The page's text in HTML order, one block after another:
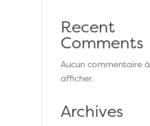
Recent
Comments
Aucun commentaire à
afficher.
Archives